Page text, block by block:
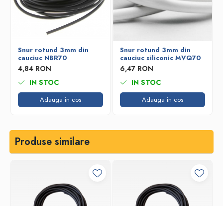
Snur rotund 3mm din
cauciuc NBR70
4,84 RON
IN STOC
Adauga in cos
Snur rotund 3mm din
cauciuc siliconic MVQ70
6,47 RON
IN STOC
Adauga in cos
Produse similare